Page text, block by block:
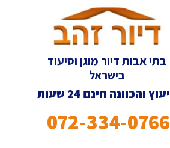
לתוכן
בתי אבות דיור מוגן וסיעוד
בישראל
יעוץ והכוונה חינם 24 שעות
072-334-0766